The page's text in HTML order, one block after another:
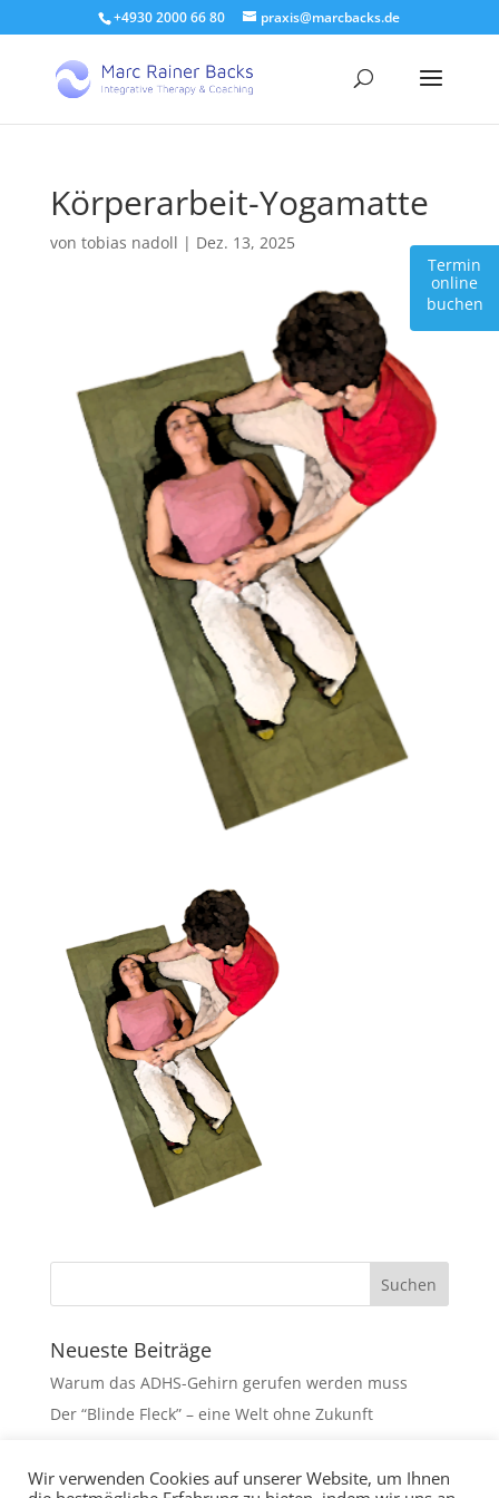
Termin
online
buchen
+4930 2000 66 80 praxis@marcbacks.de
Körperarbeit-Yogamatte
von tobias nadoll | Dez. 13, 2025
Neueste Beiträge
Warum das ADHS-Gehirn gerufen werden muss
Der “Blinde Fleck” – eine Welt ohne Zukunft
Neueste Kommentare
Wir verwenden Cookies auf unserer Website, um Ihnen